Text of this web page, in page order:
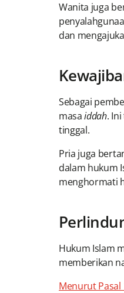
Wanita juga
dan
Sebagai
masaiddah.
tinggal.
Pria juga
dalam hukum
menghormati
Hukum Islam
memberikan
Menurut Pasal